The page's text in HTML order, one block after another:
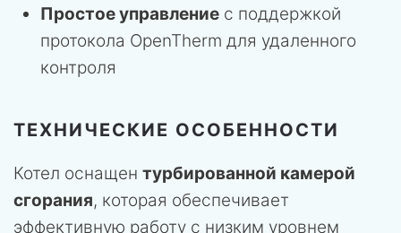
Простое управление с поддержкой
протокола OpenTherm для удаленного
контроля
ТЕХНИЧЕСКИЕ ОСОБЕННОСТИ
Котел оснащен турбированной камерой
сгорания, которая обеспечивает
эффективную работу с низким уровнем